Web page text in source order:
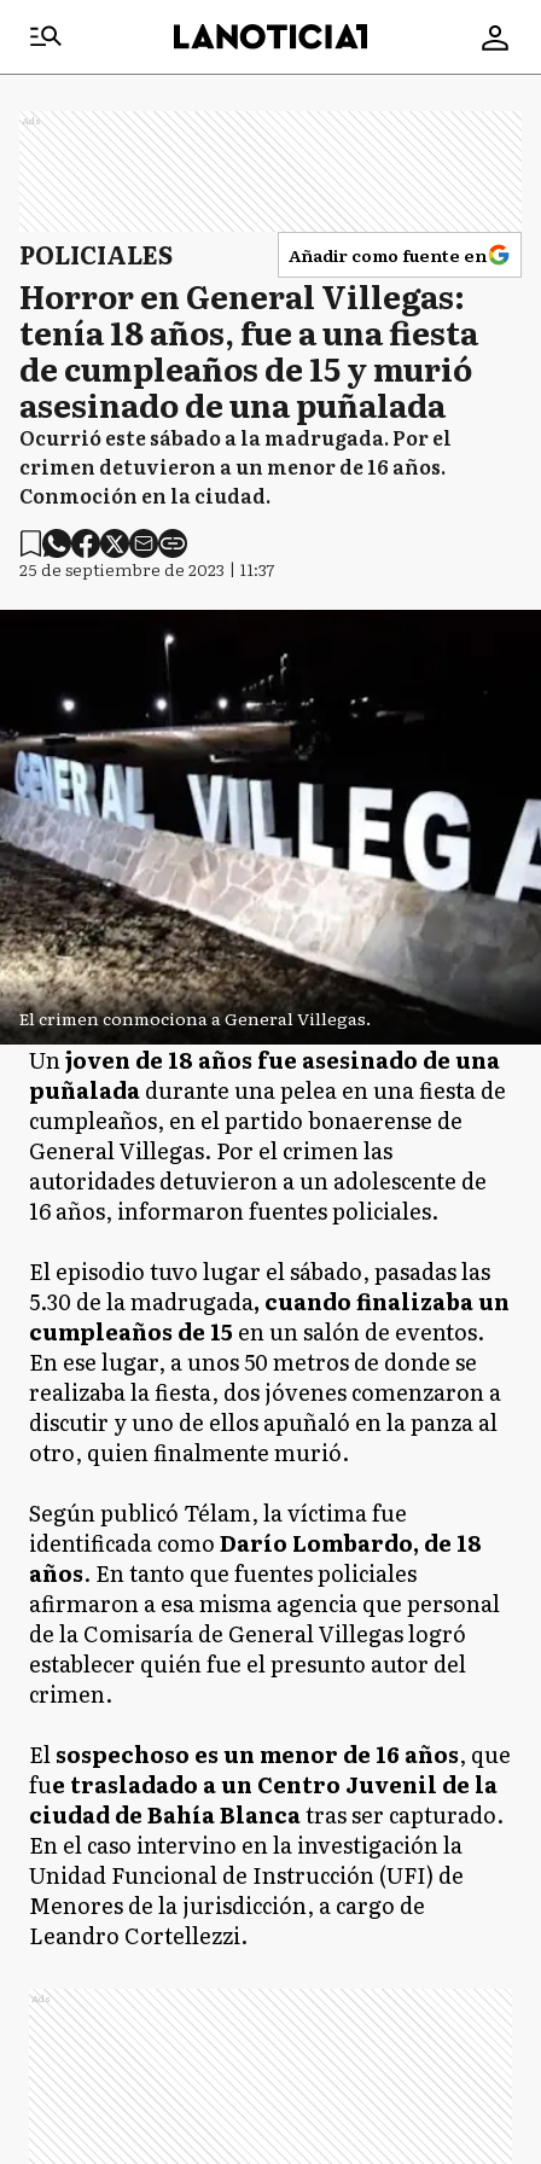
Ads
POLICIALES Añadir como fuente en
Horror en General Villegas:
tenía 18 años, fue a una fiesta
de cumpleaños de 15 y murió
asesinado de una puñalada
Ocurrió este sábado a la madrugada. Por el
crimen detuvieron a un menor de 16 años.
Conmoción en la ciudad.
25 de septiembre de 2023 | 11:37
El crimen conmociona a General Villegas.
Unjoven de 18 años fue asesinado de una
puñaladadurante una pelea en una fiesta de
cumpleaños, en el partido bonaerense de
General Villegas. Por el crimen las
autoridades detuvieron a un adolescente de
16 años, informaron fuentes policiales.
El episodio tuvo lugar el sábado, pasadas las
5.30 de la madrugada, cuando finalizaba un
cumpleaños de 15 en un salón de eventos.
En ese lugar, a unos 50 metros de donde se
realizaba la fiesta, dos jóvenes comenzaron a
discutir y uno de ellos apuñaló en la panza al
otro, quien finalmente murió.
Según publicó Télam, la víctima fue
identificada comoDarío Lombardo, de 18
años. En tanto que fuentes policiales
afirmaron a esa misma agencia que personal
de la Comisaría de General Villegas logró
establecer quién fue el presunto autor del
crimen.
Elsospechoso es un menor de 16 años, que
fue trasladado a un Centro Juvenil de la
ciudad de Bahía Blancatras ser capturado.
En el caso intervino en la investigación la
Unidad Funcional de Instrucción (UFI) de
Menores de la jurisdicción, a cargo de
Leandro Cortellezzi.
Ads